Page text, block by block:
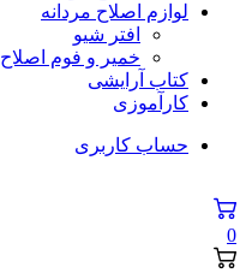
لوازم اصلاح مردانه
افتر شیو
خمیر و فوم اصلاح
کتاب آرایشی
کارآموزی
حساب کاربری
0